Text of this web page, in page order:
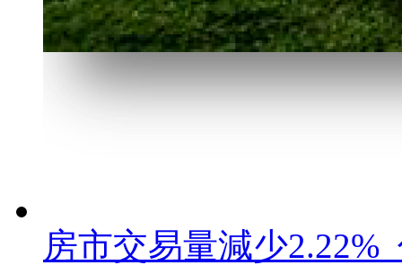
房市交易量減少2.22%